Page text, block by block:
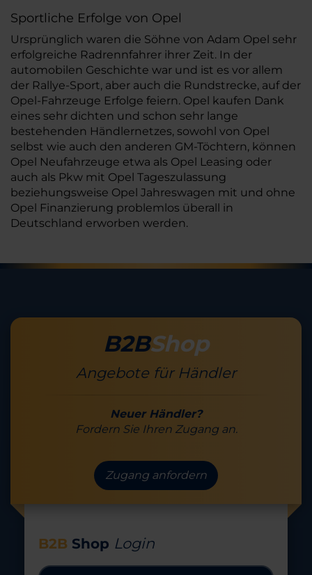
Sportliche Erfolge von Opel
Ursprünglich waren die Söhne von Adam Opel sehr
erfolgreiche Radrennfahrer ihrer Zeit. In der
automobilen Geschichte war und ist es vor allem
der Rallye-Sport, aber auch die Rundstrecke, auf der
Opel-Fahrzeuge Erfolge feiern. Opel kaufen Dank
eines sehr dichten und schon sehr lange
bestehenden Händlernetzes, sowohl von Opel
selbst wie auch den anderen GM-Töchtern, können
Opel Neufahrzeuge etwa als Opel Leasing oder
auch als Pkw mit Opel Tageszulassung
beziehungsweise Opel Jahreswagen mit und ohne
Opel Finanzierung problemlos überall in
Deutschland erworben werden.
B2BShop
Angebote für Händler
Neuer Händler?
Fordern Sie Ihren Zugang an.
Zugang anfordern
B2B Shop Login